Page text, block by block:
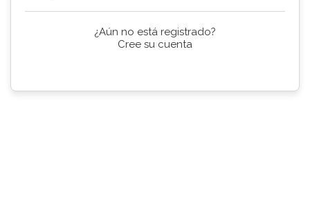
¿Aún no está registrado?
Cree su cuenta